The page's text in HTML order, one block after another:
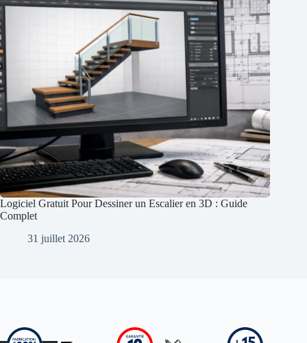
Logiciel Gratuit Pour Dessiner un Escalier en 3D : Guide
Complet
31 juillet 2026